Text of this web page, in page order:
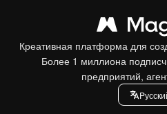
Креативная платформа для
Более 1 миллиона
предприятий,